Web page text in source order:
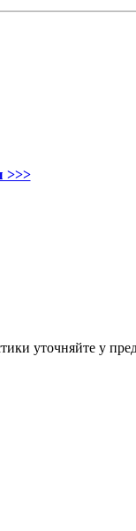
>>>
уточняйте у